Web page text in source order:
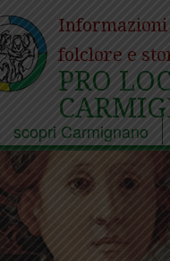
folclore e
PRO
scopri Carmignano